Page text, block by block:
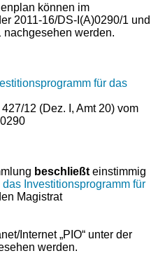
können im
2011-16/DS-I(A)0290/1 und
nachgesehen werden.
für das
12 (Dez. I, Amt 20) vom
beschließt einstimmig
Investitionsprogramm für
Magistrat
Internet „PIO“ unter der
werden.